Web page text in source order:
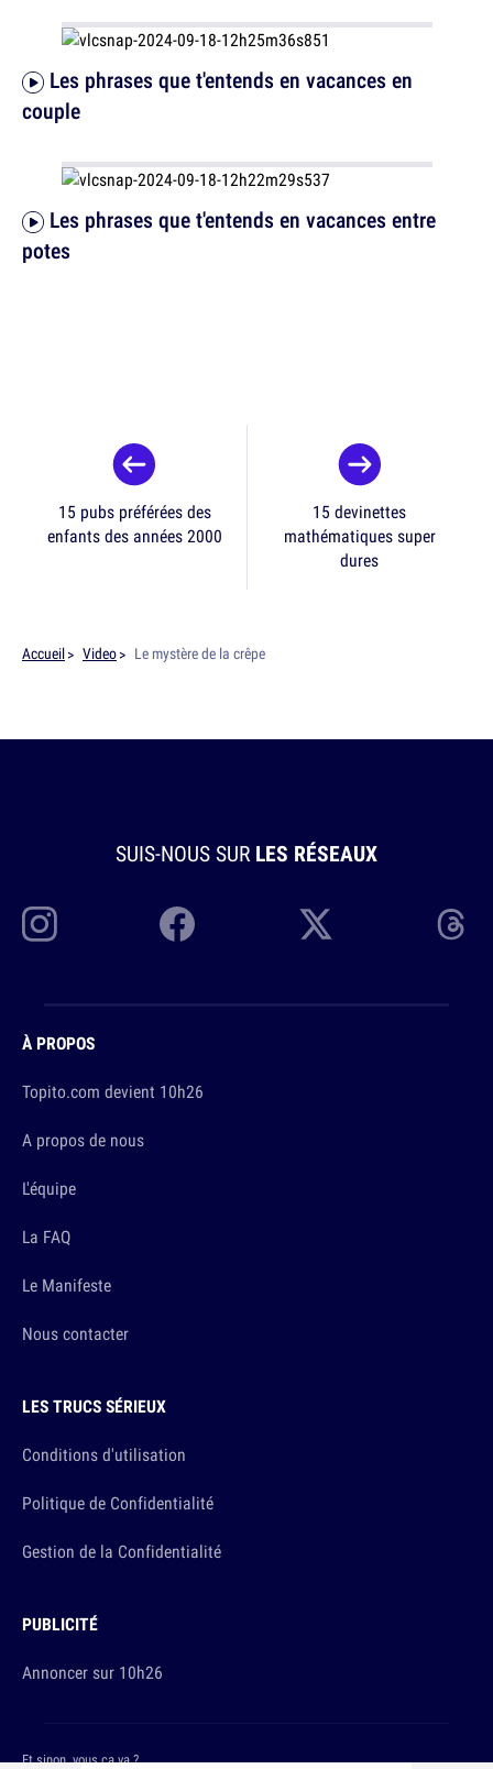
potes
couple
15 pubs préférées des
enfants des années 2000
15 devinettes
mathématiques super
dures
Accueil Video Le mystère de la crêpe
SUIS-NOUS SUR LES RÉSEAUX
À PROPOS
Topito.com devient 10h26
A propos de nous
L'équipe
La FAQ
Le Manifeste
Nous contacter
LES TRUCS SÉRIEUX
Conditions d'utilisation
Politique de Confidentialité
Gestion de la Confidentialité
PUBLICITÉ
Annoncer sur 10h26
Et sinon, vous ça va ?